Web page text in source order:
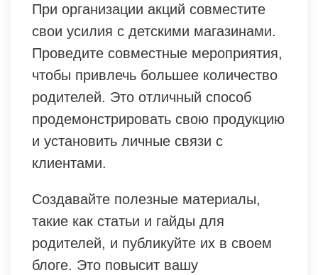
При организации акций совместите
свои усилия с детскими магазинами.
Проведите совместные мероприятия,
чтобы привлечь большее количество
родителей. Это отличный способ
продемонстрировать свою продукцию
и установить личные связи с
клиентами.
Создавайте полезные материалы,
такие как статьи и гайды для
родителей, и публикуйте их в своем
блоге. Это повысит вашу